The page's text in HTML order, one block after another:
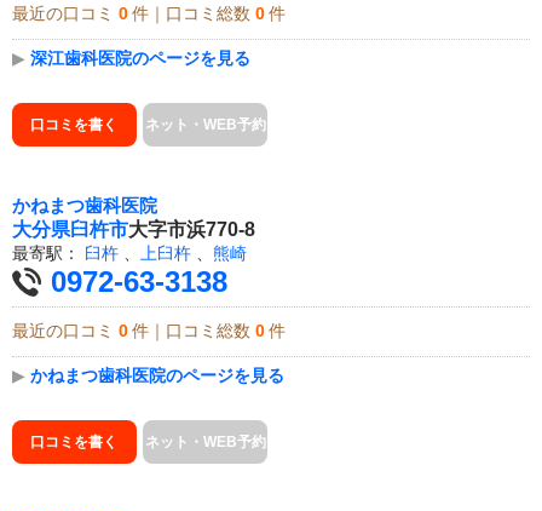
最近の口コミ 0 件｜口コミ総数 0 件
▶ 深江歯科医院のページを見る
口コミを書く ネット・WEB予約
かねまつ歯科医院
大分県臼杵市大字市浜770-8
最寄駅： 臼杵 上臼杵 熊崎
0972-63-3138
最近の口コミ 0 件｜口コミ総数 0 件
▶ かねまつ歯科医院のページを見る
口コミを書く ネット・WEB予約